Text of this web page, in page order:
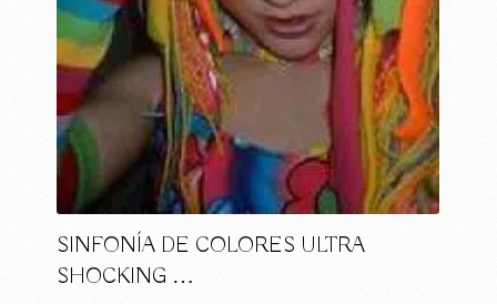
SINFONÍA DE COLORES ULTRA
SHOCKING …